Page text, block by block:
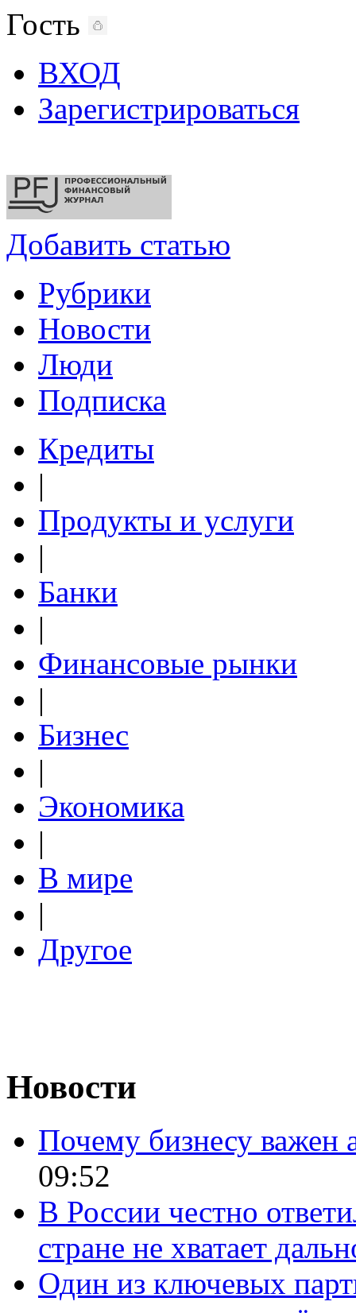
Гость
ВХОД
Зарегистрироваться
Добавить статью
Рубрики
Новости
Люди
Подписка
Кредиты
|
Продукты и услуги
|
Банки
|
Финансовые рынки
|
Бизнес
|
Экономика
|
В мире
|
Другое
Новости
Почему бизнесу важен
09:52
В России честно
стране не хватает
Один из ключевых